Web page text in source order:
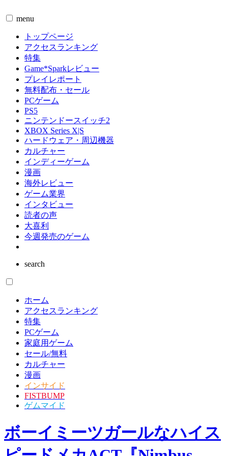
menu
トップページ
アクセスランキング
特集
Game*Sparkレビュー
プレイレポート
無料配布・セール
PCゲーム
PS5
ニンテンドースイッチ2
XBOX Series X|S
ハードウェア・周辺機器
カルチャー
インディーゲーム
漫画
海外レビュー
ゲーム業界
読者の声
search
ホーム
アクセスランキング
特集
PCゲーム
家庭用ゲーム
セール/無料
カルチャー
インサイド
FISTBUMP
ゲムマイド